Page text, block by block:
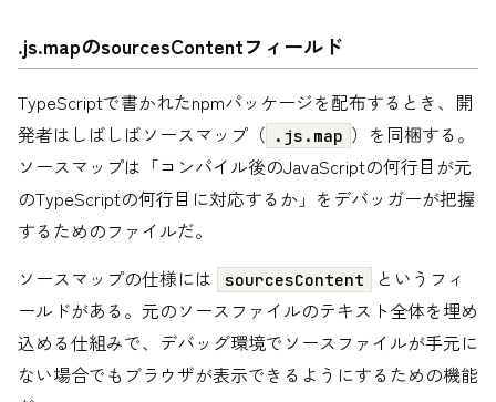
.js.mapのsourcesContentフィールド
TypeScriptで書かれたnpmパッケージを配布するとき、開
発者はしばしばソースマップ（ .js.map ）を同梱する。
ソースマップは「コンパイル後のJavaScriptの何行目が元
のTypeScriptの何行目に対応するか」をデバッガーが把握
するためのファイルだ。
ソースマップの仕様には
sourcesContent
というフィ
ールドがある。元のソースファイルのテキスト全体を埋め
込める仕組みで、デバッグ環境でソースファイルが手元に
ない場合でもブラウザが表示できるようにするための機能